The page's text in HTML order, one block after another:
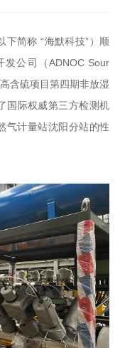
简称 “海默科技”）顺
公司（ADNOC Sour
含硫项目第四期非放湿
国际权威第三方检测机
气计量站沈阳分站的性